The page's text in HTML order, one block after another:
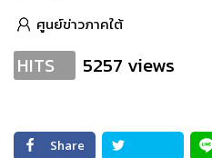
ศูนย์ข่าวภาคใต้
HITS 5257 views
Share